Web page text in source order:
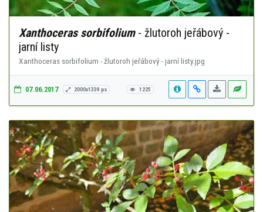
Xanthoceras sorbifolium- žlutoroh jeřábový -
jarní listy
Xanthoceras sorbifolium - žlutoroh jeřábový - jarní listy.jpg
07.06.2017 2000x1339 px 1225